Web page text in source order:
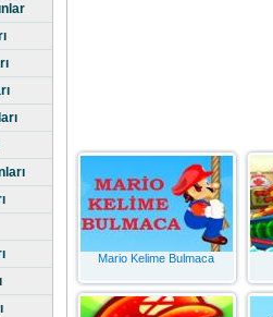
Mario Kelime Bulmaca